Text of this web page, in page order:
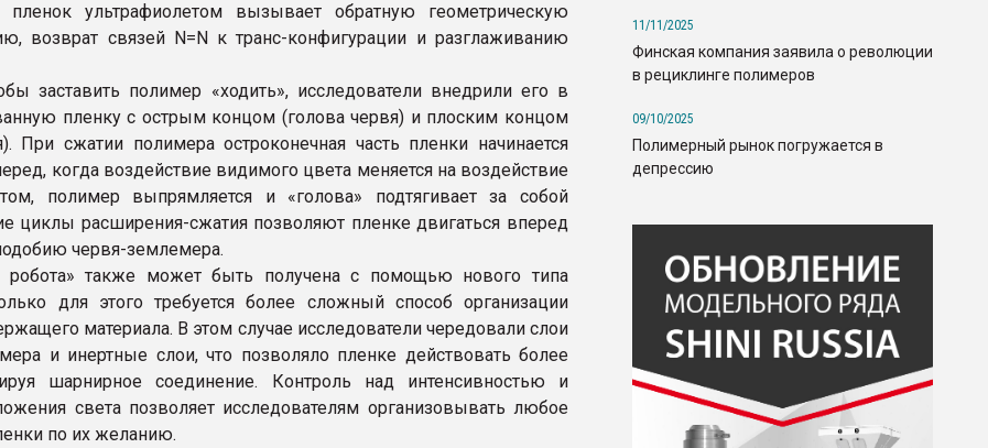
пленок ультрафиолетом вызывает обратную геометрическую
возврат связей N=N к транс-конфигурации и разглаживанию
заставить полимер «ходить», исследователи внедрили его в
пленку с острым концом (голова червя) и плоским концом
При сжатии полимера остроконечная часть пленки начинается
когда воздействие видимого цвета меняется на воздействие
полимер выпрямляется и «голова» подтягивает за собой
циклы расширения-сжатия позволяют пленке двигаться вперед
червя-землемера.
робота» также может быть получена с помощью нового типа
для этого требуется более сложный способ организации
материала. В этом случае исследователи чередовали слои
и инертные слои, что позволяло пленке действовать более
шарнирное соединение. Контроль над интенсивностью и
света позволяет исследователям организовывать любое
по их желанию.
11/11/2025
Финская компания заявила о революции
в рециклинге полимеров
09/10/2025
Полимерный рынок погружается в
депрессию